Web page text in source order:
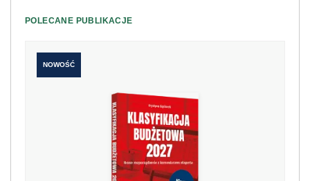
POLECANE PUBLIKACJE
NOWOŚĆ